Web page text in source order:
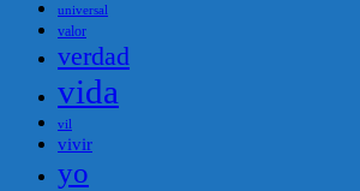
universal
valor
verdad
vida
vil
vivir
yo